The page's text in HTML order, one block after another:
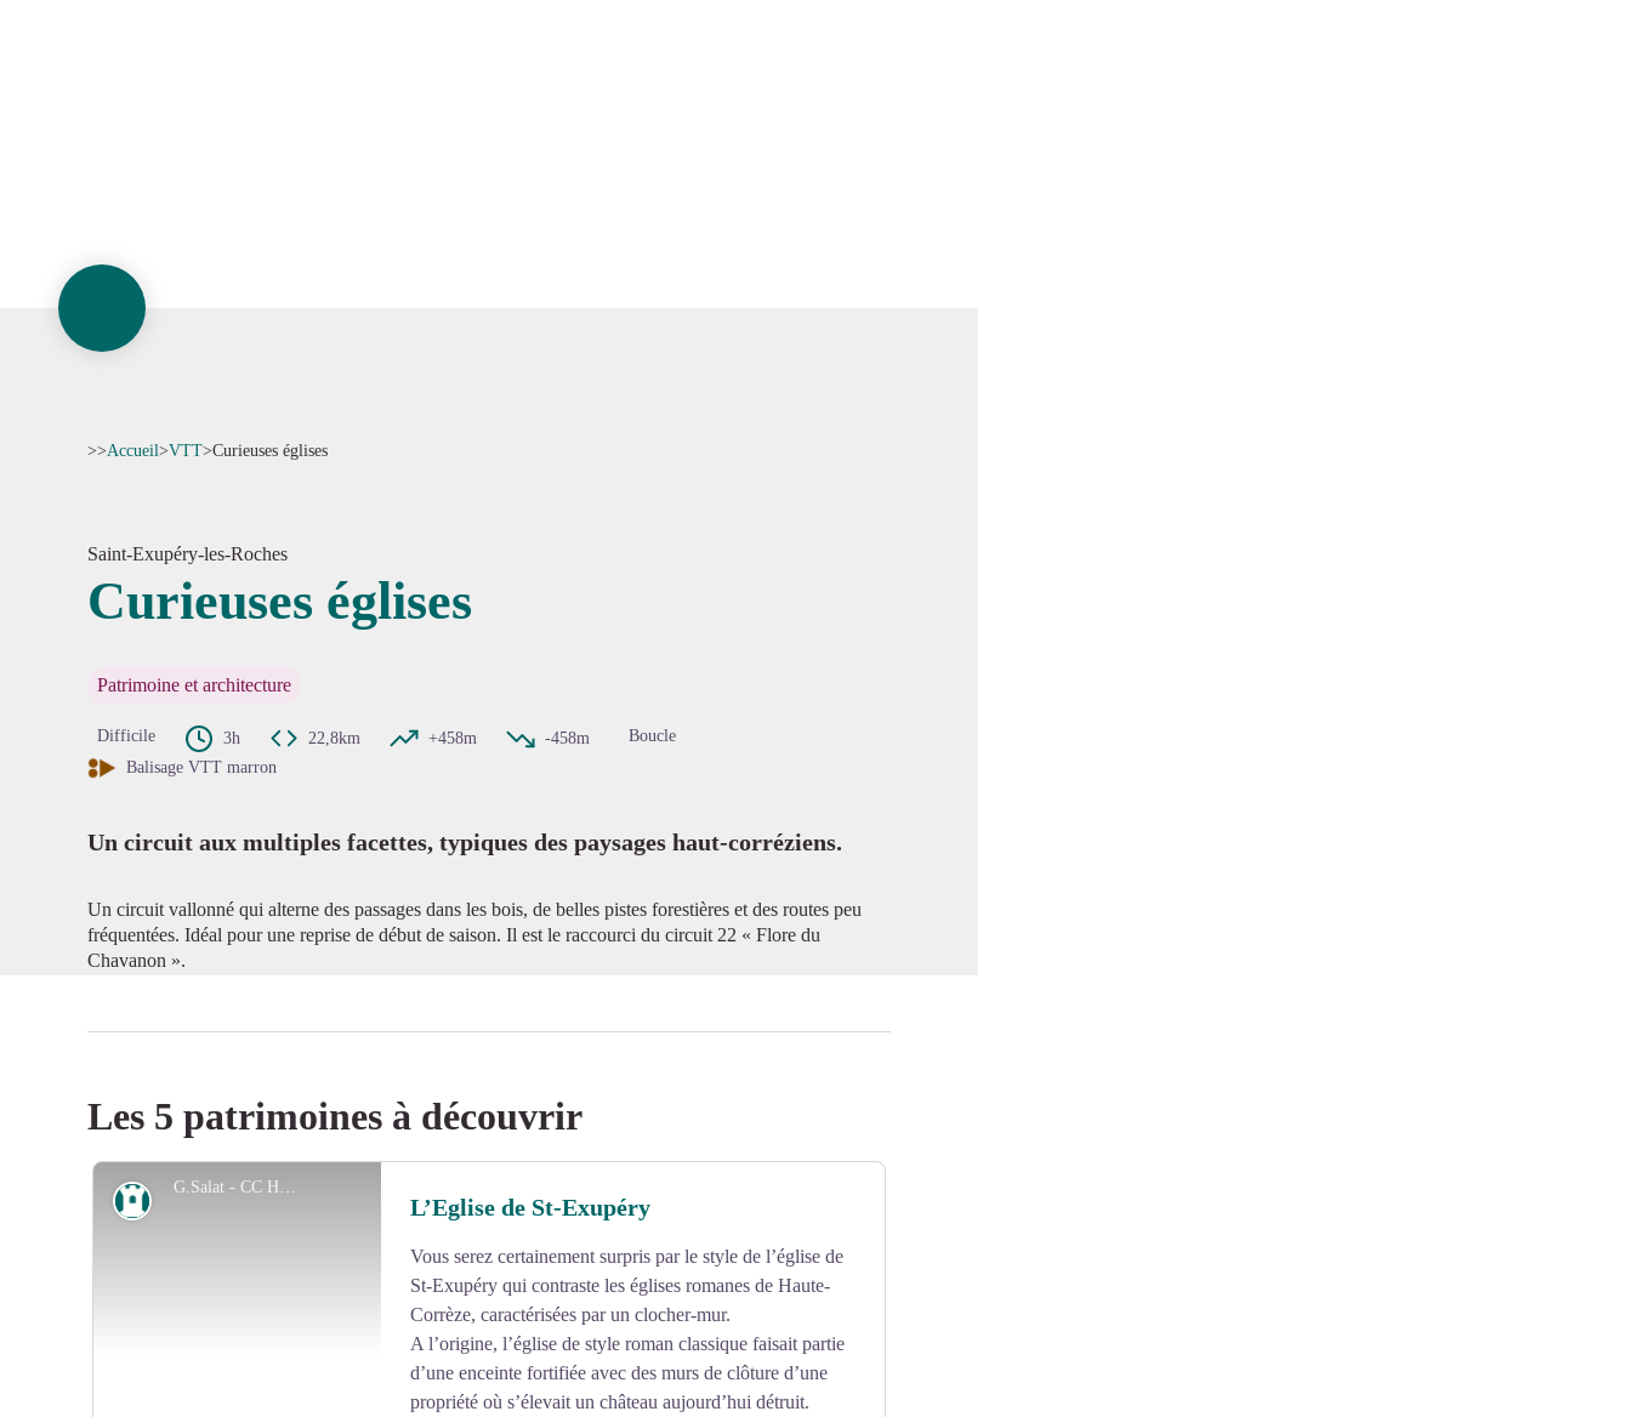
>>Accueil>VTT>Curieuses églises
Saint-Exupéry-les-Roches
Curieuses églises
Patrimoine et architecture
Difficile 3h 22,8km +458m -458m
Boucle
Balisage VTT marron
Un circuit aux multiples facettes, typiques des paysages haut-corréziens.
Un circuit vallonné qui alterne des passages dans les bois, de belles pistes forestières et des routes peu
fréquentées. Idéal pour une reprise de début de saison. Il est le raccourci du circuit 22 « Flore du
Chavanon ».
Les 5 patrimoines à découvrir
G.Salat - CC HCC
Patrimoine L’Eglise de St-Exupéry
Vous serez certainement surpris par le style de l’église de
St-Exupéry qui contraste les églises romanes de Haute-
Corrèze, caractérisées par un clocher-mur.
A l’origine, l’église de style roman classique faisait partie
d’une enceinte fortifiée avec des murs de clôture d’une
propriété où s’élevait un château aujourd’hui détruit.